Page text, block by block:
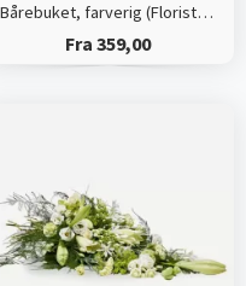
Bårebuket, farverig (Floristens kreative valg)
Fra 359,00